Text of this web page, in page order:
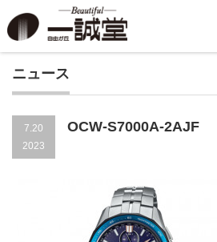
ニュース
7.20
2023
OCW-S7000A-2AJF